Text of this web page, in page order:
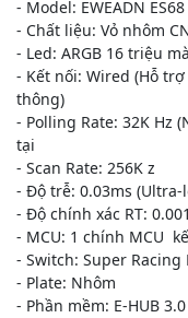
- Model: EWEADN
- Chất liệu: Vỏ nhôm
- Led: ARGB 16 triệu
- Kết nối: Wired (Hỗ
thông)
- Polling Rate: 32K Hz
tại
- Scan Rate: 256K z
- Độ trễ: 0.03ms (Ultra-
- Độ chính xác RT:
- MCU: 1 chính MCU
- Switch: Super Racing
- Plate: Nhôm
- Phần mềm: E-HUB